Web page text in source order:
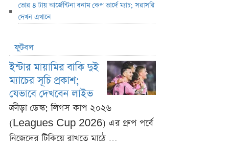
ভোর ৪ টায় আর্জেন্টিনা বনাম কেপ ভার্দে ম্যাচ; সরাসরি
দেখন এখানে
ফুটবল
ইন্টার মায়ামির বাকি দুই
ম্যাচের সূচি প্রকাশ;
যেভাবে দেখবেন লাইভ
ক্রীড়া ডেস্ক: লিগস কাপ ২০২৬
(Leagues Cup 2026) এর গ্রুপ পর্বে
নিজেদের টিকিয়ে রাখতে মাঠে ...